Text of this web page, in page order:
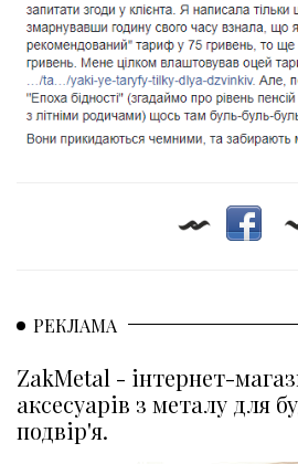
РЕКЛАМА
ZakMetal - інтернет-
аксесуарів з металу для
подвір'я.